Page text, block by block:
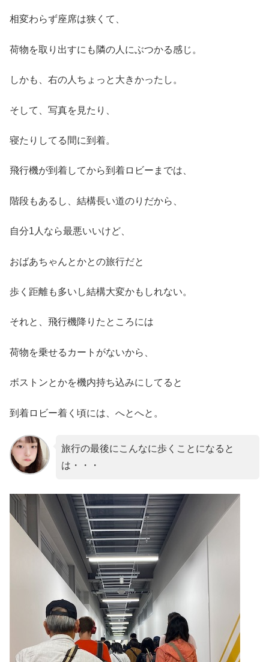
相変わらず座席は狭くて、
荷物を取り出すにも隣の人にぶつかる感じ。
しかも、右の人ちょっと大きかったし。
そして、写真を見たり、
寝たりしてる間に到着。
飛行機が到着してから到着ロビーまでは、
階段もあるし、結構長い道のりだから、
自分1人なら最悪いいけど、
おばあちゃんとかとの旅行だと
歩く距離も多いし結構大変かもしれない。
それと、飛行機降りたところには
荷物を乗せるカートがないから、
ボストンとかを機内持ち込みにしてると
到着ロビー着く頃には、へとへと。
旅行の最後にこんなに歩くことになると
は・・・